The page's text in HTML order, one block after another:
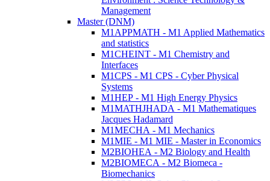
Management
Master (DNM)
M1APPMATH - M1 Applied Mathematics
and statistics
M1CHEINT - M1 Chemistry and
Interfaces
M1CPS - M1 CPS - Cyber Physical
Systems
M1HEP - M1 High Energy Physics
M1MATHJHADA - M1 Mathematiques
Jacques Hadamard
M1MECHA - M1 Mechanics
M1MIE - M1 MIE - Master in Economics
M2BIOHEA - M2 Biology and Health
M2BIOMECA - M2 Biomeca -
Biomechanics